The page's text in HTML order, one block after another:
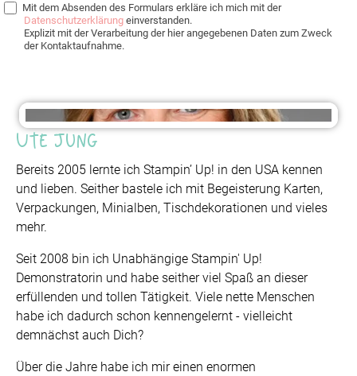
Mit dem Absenden des Formulars erkläre ich mich mit der
Datenschutzerklärung einverstanden.
Explizit mit der Verarbeitung der hier angegebenen Daten zum Zweck
der Kontaktaufnahme.
Ute Jung
Bereits 2005 lernte ich Stampin’ Up! in den USA kennen
und lieben. Seither bastele ich mit Begeisterung Karten,
Verpackungen, Minialben, Tischdekorationen und vieles
mehr.
Seit 2008 bin ich Unabhängige Stampin' Up!
Demonstratorin und habe seither viel Spaß an dieser
erfüllenden und tollen Tätigkeit. Viele nette Menschen
habe ich dadurch schon kennengelernt - vielleicht
demnächst auch Dich?
Über die Jahre habe ich mir einen enormen